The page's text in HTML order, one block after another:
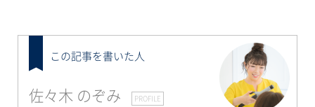
この記事を書いた人
佐々木 のぞみ PROFILE